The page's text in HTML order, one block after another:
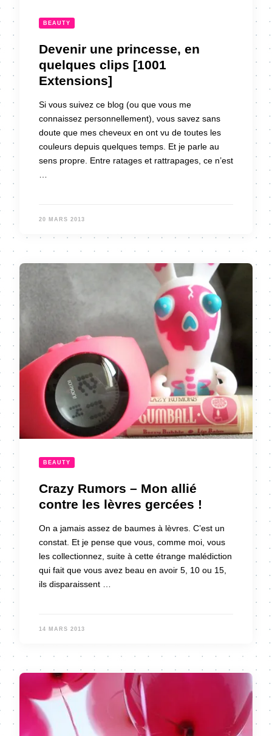
BEAUTY
Devenir une princesse, en
quelques clips [1001
Extensions]
Si vous suivez ce blog (ou que vous me
connaissez personnellement), vous savez sans
doute que mes cheveux en ont vu de toutes les
couleurs depuis quelques temps. Et je parle au
sens propre. Entre ratages et rattrapages, ce n’est
…
20 MARS 2013
BEAUTY
Crazy Rumors – Mon allié
contre les lèvres gercées !
On a jamais assez de baumes à lèvres. C’est un
constat. Et je pense que vous, comme moi, vous
les collectionnez, suite à cette étrange malédiction
qui fait que vous avez beau en avoir 5, 10 ou 15,
ils disparaissent …
14 MARS 2013